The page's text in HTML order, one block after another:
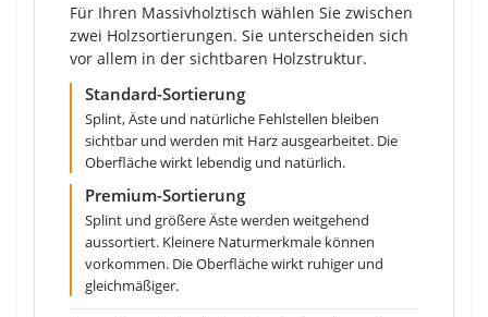
Für Ihren Massivholztisch wählen Sie zwischen
zwei Holzsortierungen. Sie unterscheiden sich
vor allem in der sichtbaren Holzstruktur.
Standard-Sortierung
Splint, Äste und natürliche Fehlstellen bleiben
sichtbar und werden mit Harz ausgearbeitet. Die
Oberfläche wirkt lebendig und natürlich.
Premium-Sortierung
Splint und größere Äste werden weitgehend
aussortiert. Kleinere Naturmerkmale können
vorkommen. Die Oberfläche wirkt ruhiger und
gleichmäßiger.